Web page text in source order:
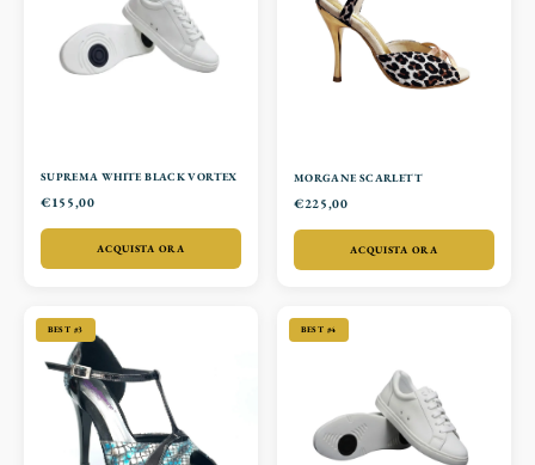
SUPREMA WHITE BLACK VORTEX
€155,00
ACQUISTA ORA
MORGANE SCARLETT
€225,00
ACQUISTA ORA
BEST #3 BEST #4